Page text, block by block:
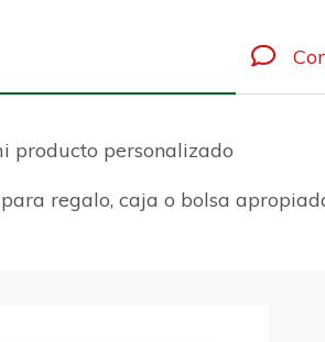
producto personalizado
regalo, caja o bolsa